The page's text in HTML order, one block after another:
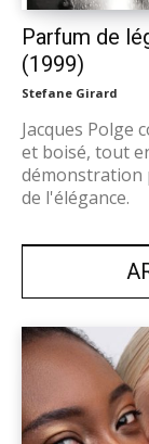
Parfum de
(1999)
Stefane Girard
Jacques Polge
et boisé, tout
démonstration
de l'élégance.